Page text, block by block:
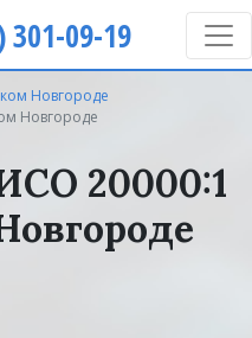
301-09-19
Новгороде
Новгороде
20000:1